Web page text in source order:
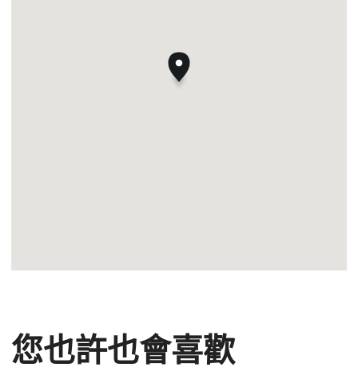
您也許也會喜歡